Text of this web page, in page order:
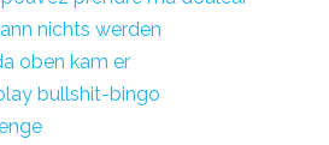
nichts werden
oben kam er
bullshit-bingo